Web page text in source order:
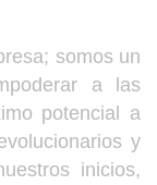
somos un
a las
potencial a
y
inicios,